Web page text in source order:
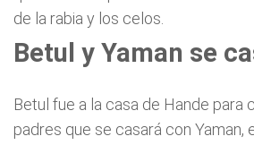
de la rabia y los celos.
Betul y Yaman se
Betul fue a la casa de Hande para
padres que se casará con Yaman,